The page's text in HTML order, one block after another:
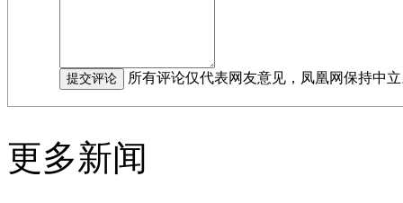
所有评论仅代表网友意见，凤凰网保持中
更多新闻